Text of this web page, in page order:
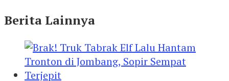
Berita Lainnya